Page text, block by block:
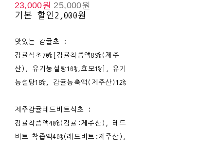
23,000원 25,000원
기본 할인 2,000원
맛있는 감귤초 :
감귤식초70%[감귤착즙액89%(제주
산), 유기농설탕10%,효모1%], 유기
농설탕18%, 감귤농축액(제주산)12%
제주감귤레드비트식초 :
감귤착즙액40%(감귤:제주산), 레드
비트 착즙액40%(레드비트:제주산),